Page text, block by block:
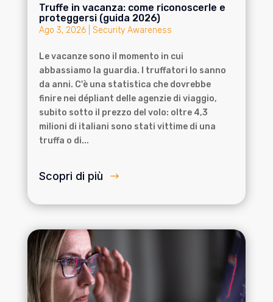
Truffe in vacanza: come riconoscerle e
proteggersi (guida 2026)
Ago 3, 2026| Security Awareness
Le vacanze sono il momento in cui
abbassiamo la guardia. I truffatori lo sanno
da anni. C'è una statistica che dovrebbe
finire nei dépliant delle agenzie di viaggio,
subito sotto il prezzo del volo: oltre 4,3
milioni di italiani sono stati vittime di una
truffa o di...
Scopri di più